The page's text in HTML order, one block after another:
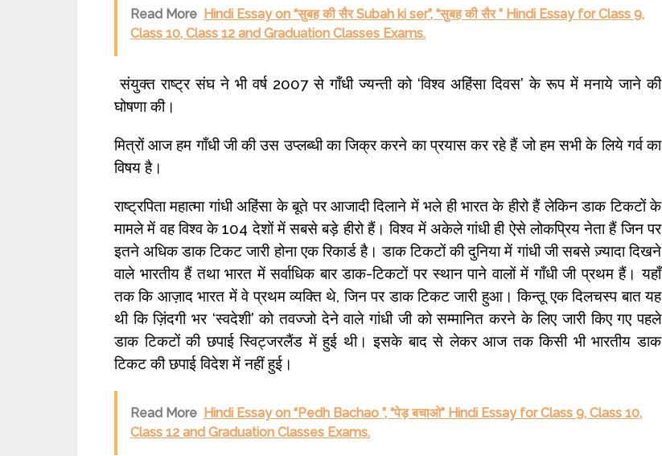
Read More Hindi Essay on “सुबह की सैर Subah ki ser”, “सुबह की सैर ” Hindi Essay for Class 9,
Class 10, Class 12 and Graduation Classes Exams.
संयुक्त राष्ट्र संघ ने भी वर्ष 2007 से गाँधी ज्यन्ती को ‘विश्व अहिंसा दिवस’ के रूप में मनाये जाने की
घोषणा की।
मित्रों आज हम गाँधी जी की उस उप्लब्धी का जिक्र करने का प्रयास कर रहे हैं जो हम सभी के लिये गर्व का
विषय है।
राष्ट्रपिता महात्मा गांधी अहिंसा के बूते पर आजादी दिलाने में भले ही भारत के हीरो हैं लेकिन डाक टिकटों के
मामले में वह विश्व के 104 देशों में सबसे बड़े हीरो हैं। विश्व में अकेले गांधी ही ऐसे लोकप्रिय नेता हैं जिन पर
इतने अधिक डाक टिकट जारी होना एक रिकार्ड है। डाक टिकटों की दुनिया में गांधी जी सबसे ज़्यादा दिखने
वाले भारतीय हैं तथा भारत में सर्वाधिक बार डाक-टिकटों पर स्थान पाने वालों में गाँधी जी प्रथम हैं। यहाँ
तक कि आज़ाद भारत में वे प्रथम व्यक्ति थे, जिन पर डाक टिकट जारी हुआ। किन्तू एक दिलचस्प बात यह
थी कि ज़िंदगी भर ‘स्वदेशी’ को तवज्जो देने वाले गांधी जी को सम्मानित करने के लिए जारी किए गए पहले
डाक टिकटों की छपाई स्विट्जरलैंड में हुई थी। इसके बाद से लेकर आज तक किसी भी भारतीय डाक
टिकट की छपाई विदेश में नहीं हुई।
Read More Hindi Essay on “Pedh Bachao ”, “पेड़ बचाओ” Hindi Essay for Class 9, Class 10,
Class 12 and Graduation Classes Exams.